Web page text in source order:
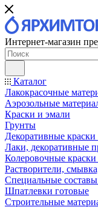
Интернет-магазин
Каталог
Лакокрасочные
Аэрозольные
Краски и эмали
Грунты
Декоративные
Лаки, декоративные
Колеровочные
Растворители,
Специальные
Шпатлевки готовые
Строительные